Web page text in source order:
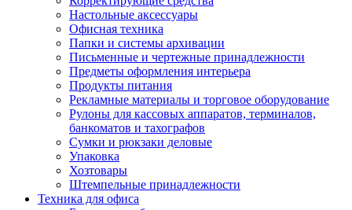
Настольные аксессуары
Офисная техника
Папки и системы архивации
Письменные и чертежные принадлежности
Предметы оформления интерьера
Продукты питания
Рекламные материалы и торговое оборудование
Рулоны для кассовых аппаратов, терминалов,
банкоматов и тахографов
Сумки и рюкзаки деловые
Упаковка
Хозтовары
Штемпельные принадлежности
Техника для офиса